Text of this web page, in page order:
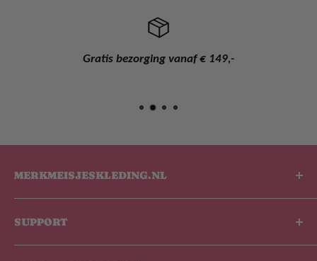
Gratis bezorging vanaf € 149,-
MERKMEISJESKLEDING.NL
België! De kinderkleding welke wij onder ander
aanbieden zijn B.Nosy, Lyle & Scott, Like Flo, Alix The
SUPPORT